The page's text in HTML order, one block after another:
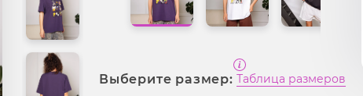
Выберите размер: Таблица размеров